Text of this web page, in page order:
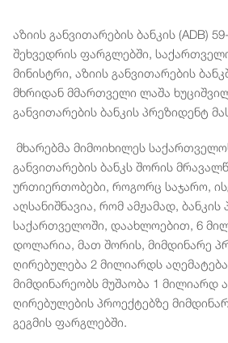
აზიის განვითარების ბანკის (ADB)
შეხვედრის ფარგლებში,
მინისტრი, აზიის განვითარების
მხრიდან მმართველი ლაშა
განვითარების ბანკის პრეზიდენტ
მხარებმა მიმოიხილეს
განვითარების ბანკს შორის
ურთიერთობები, როგორც საჯარო,
აღსანიშნავია, რომ ამჟამად,
საქართველოში, დაახლოებით, 6
დოლარია, მათ შორის, მიმდინარე
ღირებულება 2 მილიარდს
მიმდინარეობს მუშაობა 1 მილიარდ
ღირებულების პროექტებზე
გეგმის ფარგლებში.